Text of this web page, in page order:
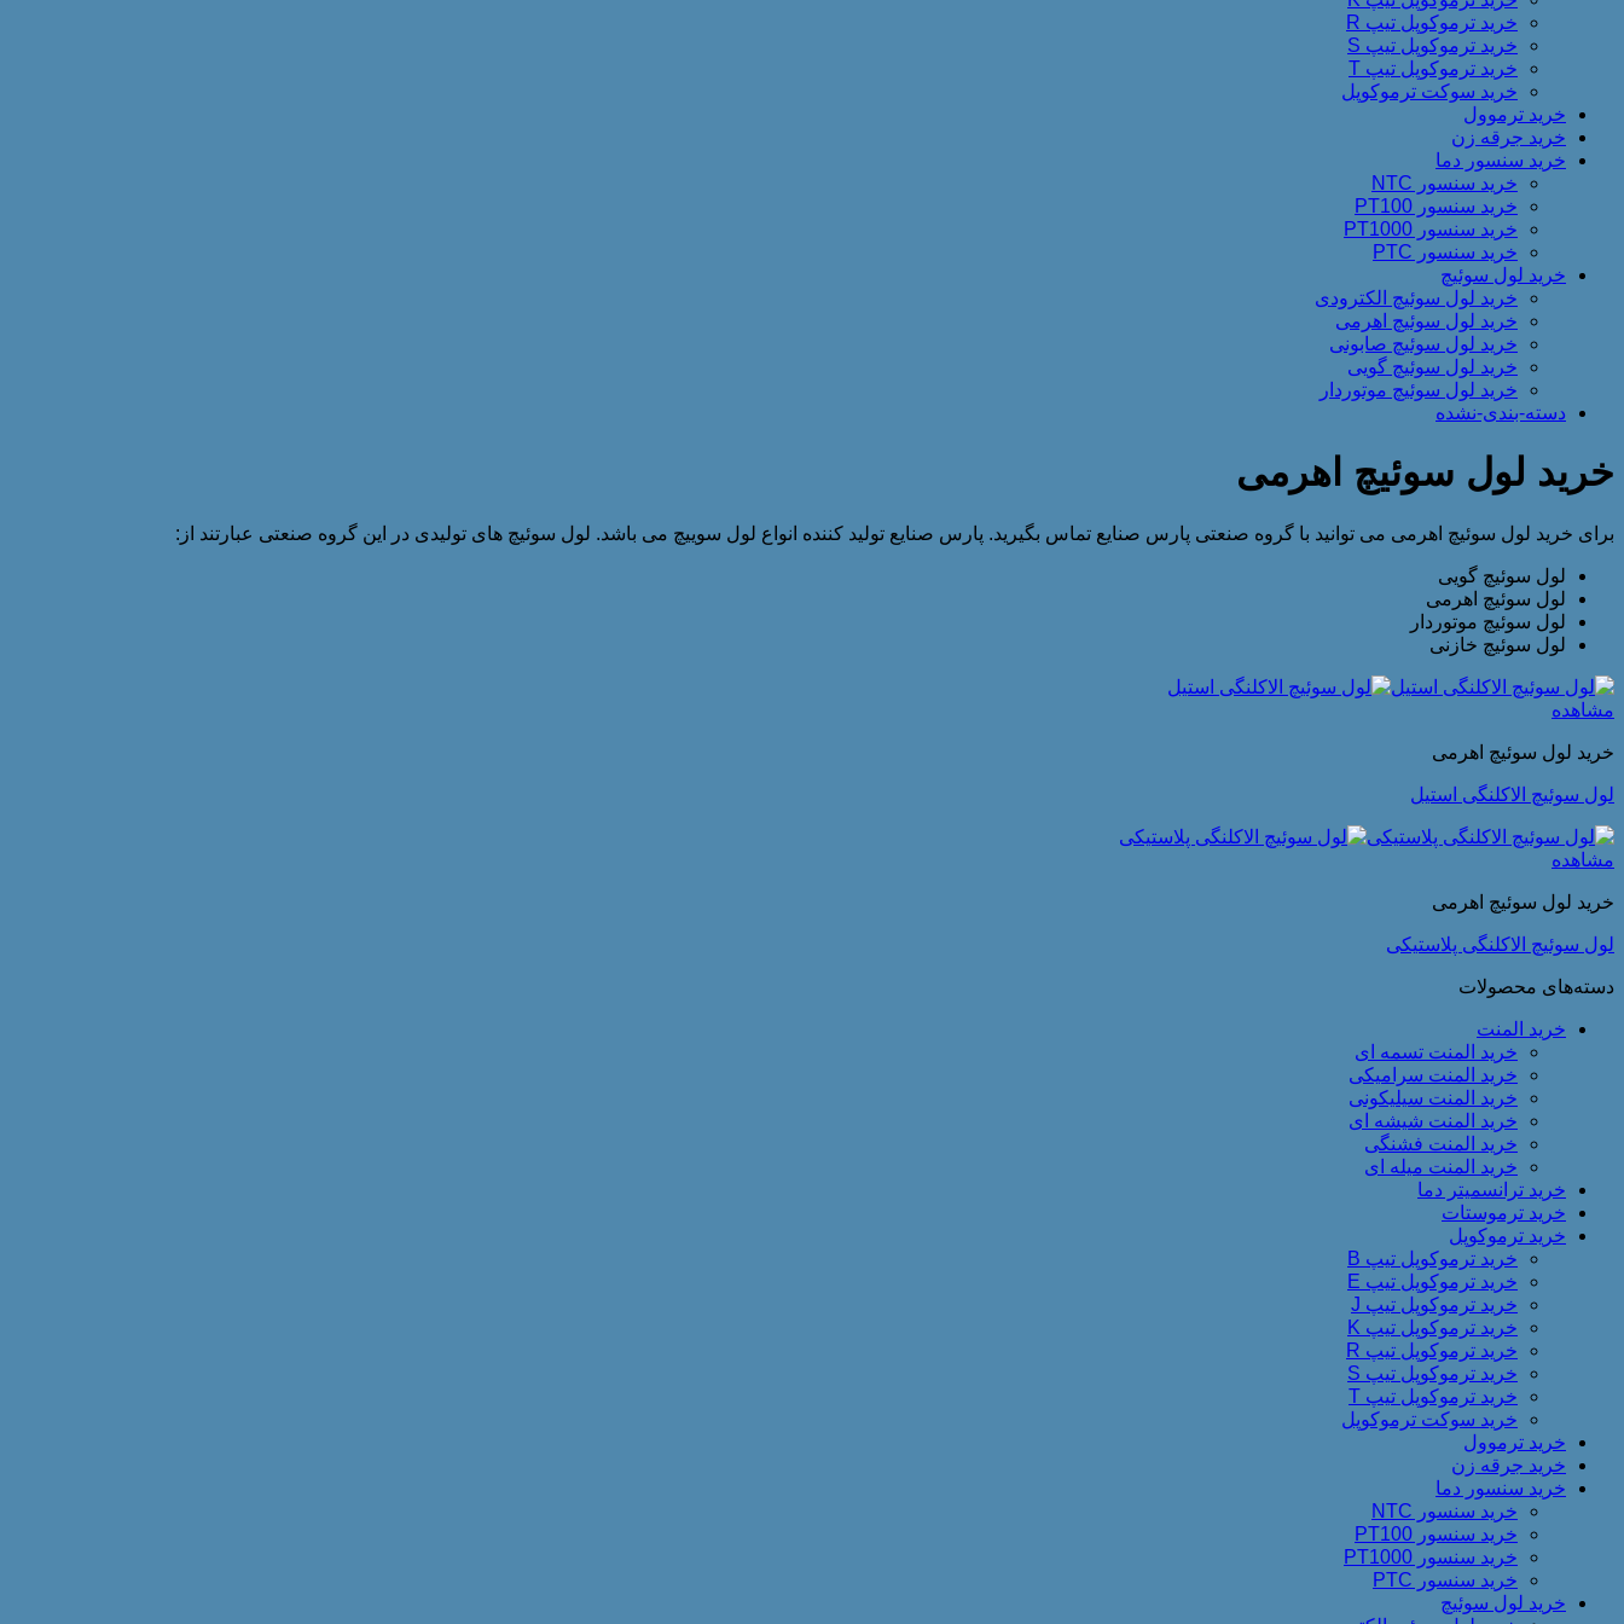
خرید ترموکوپل تیپ R
خرید ترموکوپل تیپ S
خرید ترموکوپل تیپ T
خرید سوکت ترموکوپل
خرید ترموول
خرید جرقه زن
خرید سنسور دما
خرید سنسور NTC
خرید سنسور PT100
خرید سنسور PT1000
خرید سنسور PTC
خرید لول سوئیچ
خرید لول سوئیچ الکترودی
خرید لول سوئیچ اهرمی
خرید لول سوئیچ صابونی
خرید لول سوئیچ گویی
خرید لول سوئیچ موتوردار
دسته-بندی-نشده
خرید لول سوئیچ اهرمی
برای خرید لول سوئیچ اهرمی می توانید با گروه صنعتی پارس صنایع تماس بگیرید. پارس صنایع تولید کننده انواع لول سوییچ می باشد. لول سوئیچ های تولیدی در این گروه صنعتی عبارتند از:
لول سوئیچ گویی
لول سوئیچ اهرمی
لول سوئیچ موتوردار
لول سوئیچ خازنی
مشاهده
خرید لول سوئیچ اهرمی
لول سوئیچ الاکلنگی استیل
مشاهده
خرید لول سوئیچ اهرمی
لول سوئیچ الاکلنگی پلاستیکی
دسته‌های محصولات
خرید المنت
خرید المنت تسمه ای
خرید المنت سرامیکی
خرید المنت سیلیکونی
خرید المنت شیشه ای
خرید المنت فشنگی
خرید المنت میله ای
خرید ترانسمیتر دما
خرید ترموستات
خرید ترموکوپل
خرید ترموکوپل تیپ B
خرید ترموکوپل تیپ E
خرید ترموکوپل تیپ J
خرید ترموکوپل تیپ K
خرید ترموکوپل تیپ R
خرید ترموکوپل تیپ S
خرید ترموکوپل تیپ T
خرید سوکت ترموکوپل
خرید ترموول
خرید جرقه زن
خرید سنسور دما
خرید سنسور NTC
خرید سنسور PT100
خرید سنسور PT1000
خرید سنسور PTC
خرید لول سوئیچ